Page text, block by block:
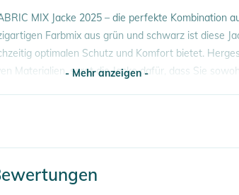
MIX Jacke 2025 – die perfekte Kombination
Farbmix aus grün und schwarz ist diese
optimalen Schutz und Komfort bietet.
Materialien, sorgt die Jacke dafür, dass Sie
Schnittführung bietet eine ideale
- Mehr anzeigen -